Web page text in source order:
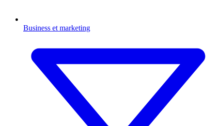
Business et marketing